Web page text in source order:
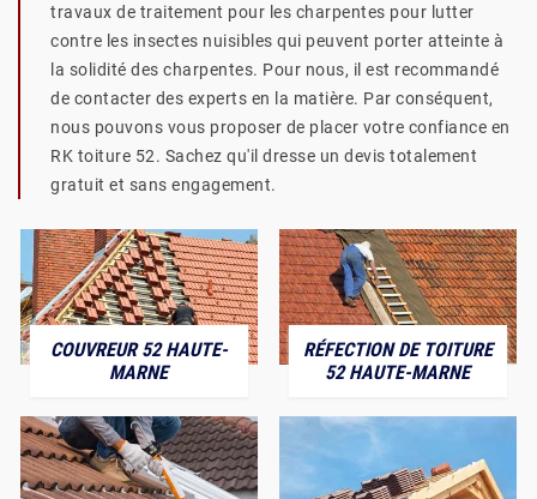
travaux de traitement pour les charpentes pour lutter
contre les insectes nuisibles qui peuvent porter atteinte à
la solidité des charpentes. Pour nous, il est recommandé
de contacter des experts en la matière. Par conséquent,
nous pouvons vous proposer de placer votre confiance en
RK toiture 52. Sachez qu'il dresse un devis totalement
gratuit et sans engagement.
COUVREUR 52 HAUTE-
MARNE
RÉFECTION DE TOITURE
52 HAUTE-MARNE